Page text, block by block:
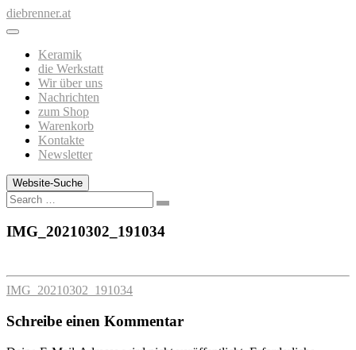
Zum
Inhalt
diebrenner.at
Keramik
die Werkstatt
Wir über uns
Nachrichten
zum Shop
Warenkorb
Kontakte
Newsletter
Website-Suche
Search
IMG_20210302_191034
IMG_20210302_191034
Schreibe einen Kommentar